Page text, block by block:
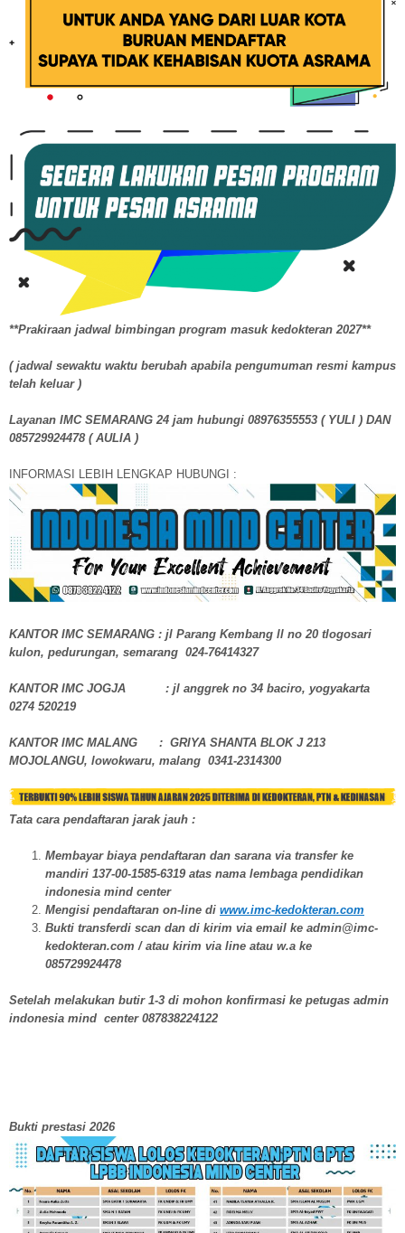
**Prakiraan jadwal bimbingan program masuk kedokteran 2027**
( jadwal sewaktu waktu berubah apabila pengumuman resmi kampus
telah keluar )
Layanan IMC SEMARANG 24 jam hubungi 08976355553 ( YULI ) DAN
085729924478 ( AULIA )
INFORMASI LEBIH LENGKAP HUBUNGI :
KANTOR IMC SEMARANG : jl Parang Kembang ll no 20 tlogosari
kulon, pedurungan, semarang 024-76414327
KANTOR IMC JOGJA : jl anggrek no 34 baciro, yogyakarta
0274 520219
KANTOR IMC MALANG : GRIYA SHANTA BLOK J 213
MOJOLANGU, lowokwaru, malang 0341-2314300
Tata cara pendaftaran jarak jauh :
Membayar biaya pendaftaran dan sarana via transfer ke
mandiri 137-00-1585-6319 atas nama lembaga pendidikan
indonesia mind center
Mengisi pendaftaran on-line di www.imc-kedokteran.com
Bukti transferdi scan dan di kirim via email ke admin@imc-
kedokteran.com / atau kirim via line atau w.a ke
085729924478
Setelah melakukan butir 1-3 di mohon konfirmasi ke petugas admin
indonesia mind center 087838224122
Bukti prestasi 2026